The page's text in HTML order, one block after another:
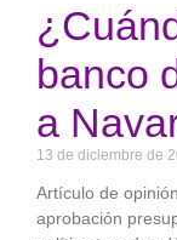
banco
a
13 de diciembre de
Artículo de
aprobación